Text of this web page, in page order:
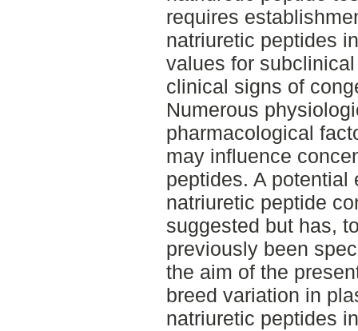
requires
natriuretic peptides
values for
clinical signs of
Numerous
pharmacological
may influence
peptides. A potential
natriuretic peptide
suggested but has,
previously been
the aim of the
breed variation in
natriuretic peptides